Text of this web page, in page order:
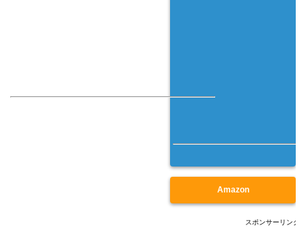
Amazon
スポンサーリンク